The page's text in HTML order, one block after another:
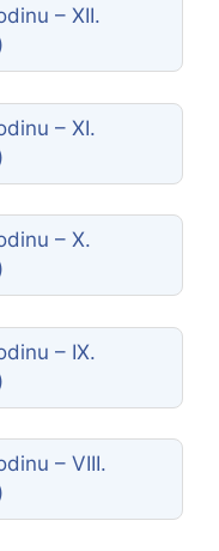
– XII.
– XI.
– X.
– IX.
– VIII.